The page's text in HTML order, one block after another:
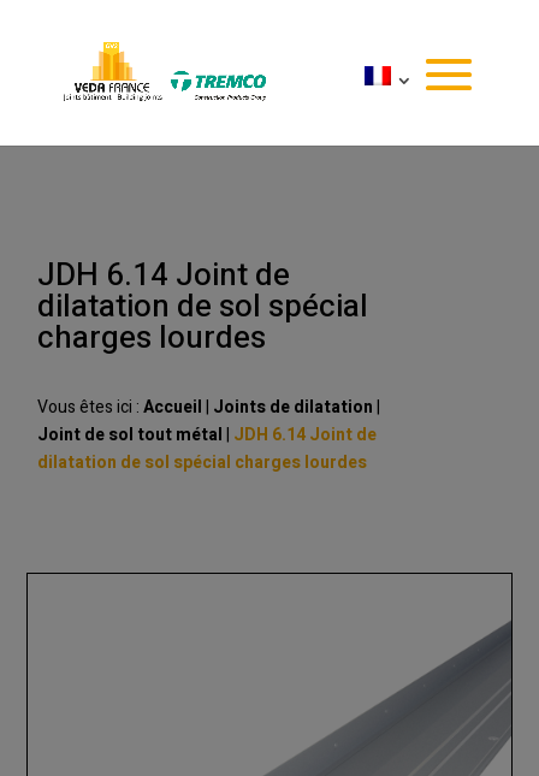
JDH 6.14 Joint de
dilatation de sol spécial
charges lourdes
Vous êtes ici :Accueil| Joints de dilatation|
Joint de sol tout métal| JDH 6.14 Joint de
dilatation de sol spécial charges lourdes